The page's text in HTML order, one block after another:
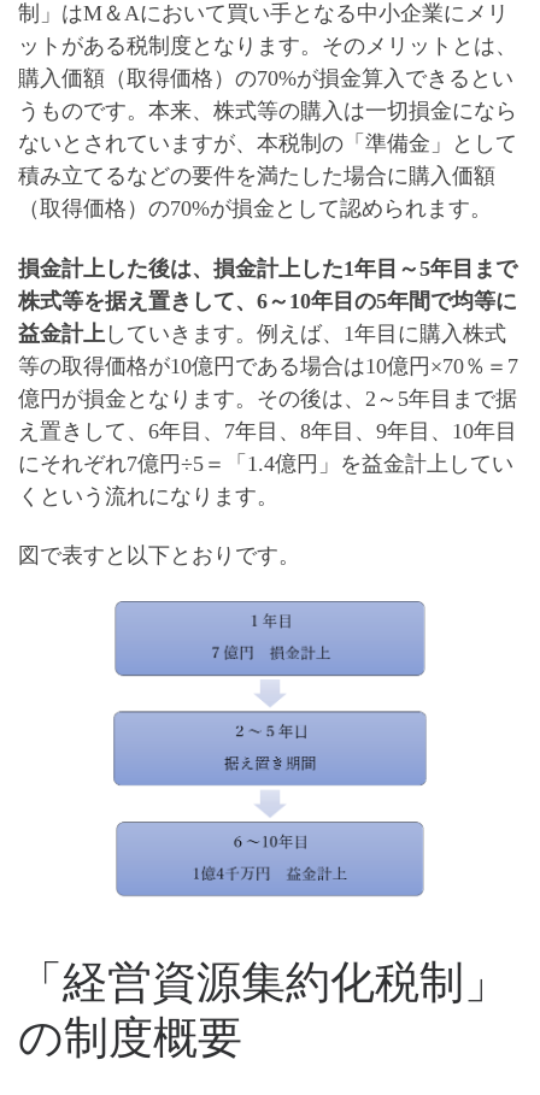
制」はM＆Aにおいて 買い手となる中小企業にメリ
ットがある税制度 となります。そのメリットとは、
購入価額（取得価格）の70%が損金算入できる とい
うものです。本来、株式等の購入は一切損金になら
ないとされていますが、本税制の「準備金」として
積み立てるなどの要件を満たした場合に購入価額
（取得価格）の70%が損金として認められます。
損金計上した後は、損金計上した1年目～5年目まで
株式等を据え置きして、 6～10年目の5年間で均等に
益金計上 していきます。例えば、1年目に購入株式
等の取得価格が10億円である場合は10億円×70％＝7
億円が損金となります。その後は、2～5年目まで据
え置きして、6年目、7年目、8年目、9年目、10年目
にそれぞれ7億円÷5＝「1.4億円」を益金計上してい
くという流れになります。
図で表すと以下とおりです。
「経営資源集約化税制」
の制度概要